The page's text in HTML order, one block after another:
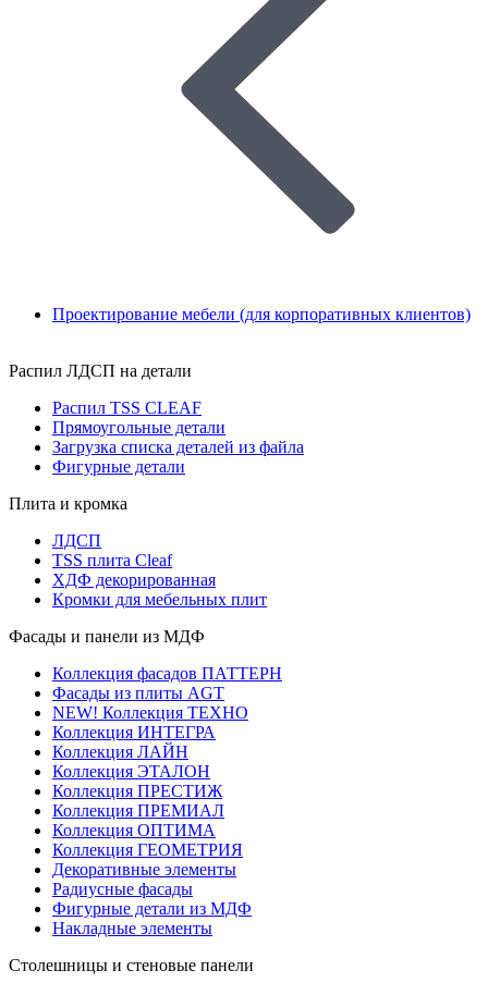
Проектирование мебели (для корпоративных клиентов)
Распил ЛДСП на детали
Распил TSS CLEAF
Прямоугольные детали
Загрузка списка деталей из файла
Фигурные детали
Плита и кромка
ЛДСП
TSS плита Cleaf
ХДФ декорированная
Кромки для мебельных плит
Фасады и панели из МДФ
Коллекция фасадов ПАТТЕРН
Фасады из плиты AGT
NEW! Коллекция ТЕХНО
Коллекция ИНТЕГРА
Коллекция ЛАЙН
Коллекция ЭТАЛОН
Коллекция ПРЕСТИЖ
Коллекция ПРЕМИАЛ
Коллекция ОПТИМА
Коллекция ГЕОМЕТРИЯ
Декоративные элементы
Радиусные фасады
Фигурные детали из МДФ
Накладные элементы
Столешницы и стеновые панели